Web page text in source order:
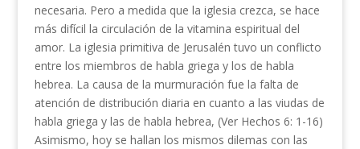
necesaria. Pero a medida que la iglesia crezca, se hace
más difícil la circulación de la vitamina espiritual del
amor. La iglesia primitiva de Jerusalén tuvo un conflicto
entre los miembros de habla griega y los de habla
hebrea. La causa de la murmuración fue la falta de
atención de distribución diaria en cuanto a las viudas de
habla griega y las de habla hebrea, (Ver Hechos 6: 1-16)
Asimismo, hoy se hallan los mismos dilemas con las